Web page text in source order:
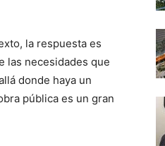
la respuesta es
las necesidades que
donde haya un
pública es un gran